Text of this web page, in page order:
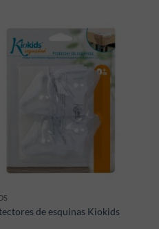
de esquinas Kiokids